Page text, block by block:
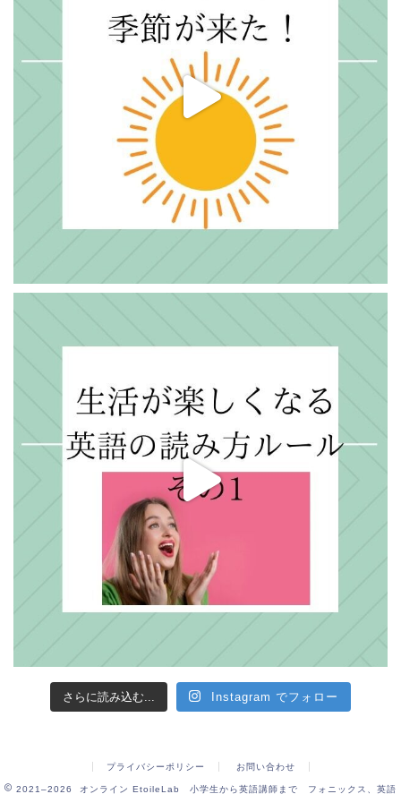
さらに読み込む... Instagram でフォロー
プライバシーポリシー お問い合わせ
2021–2026 オンライン EtoileLab 小学生から英語講師まで フォニックス、英語